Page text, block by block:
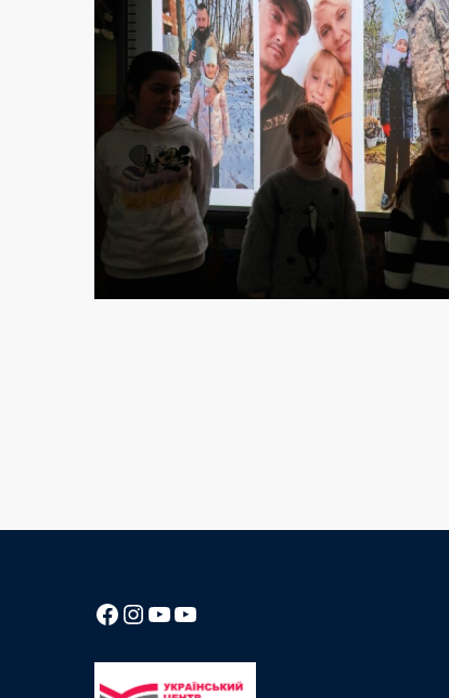
Посилання на Facebook сторінку ліцею
Instagram
Посилання на YouTube канал ліцеюПосилання на YouTube канал ліцею